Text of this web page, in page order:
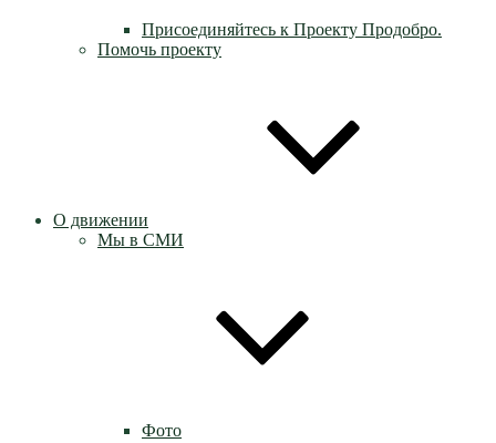
Присоединяйтесь к Проекту Продобро.
Помочь проекту
О движении
Мы в СМИ
Фото